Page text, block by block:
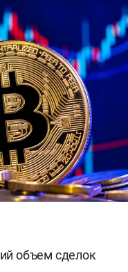
объем сделок